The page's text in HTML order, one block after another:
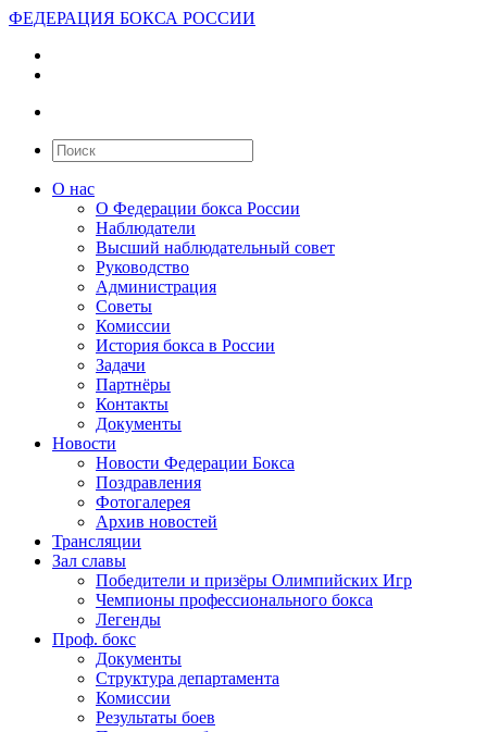
ФЕДЕРАЦИЯ БОКСА РОССИИ
О нас
О Федерации бокса России
Наблюдатели
Высший наблюдательный совет
Руководство
Администрация
Советы
Комиссии
История бокса в России
Задачи
Партнёры
Контакты
Документы
Новости
Новости Федерации Бокса
Поздравления
Фотогалерея
Архив новостей
Трансляции
Зал славы
Победители и призёры Олимпийских Игр
Чемпионы профессионального бокса
Легенды
Проф. бокс
Документы
Структура департамента
Комиссии
Результаты боев